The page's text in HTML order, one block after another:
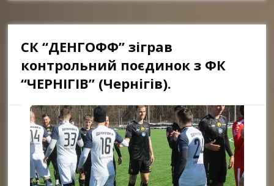
СК “ДЕНГОФФ” зіграв
контрольний поєдинок з ФК
“ЧЕРНІГІВ” (Чернігів).